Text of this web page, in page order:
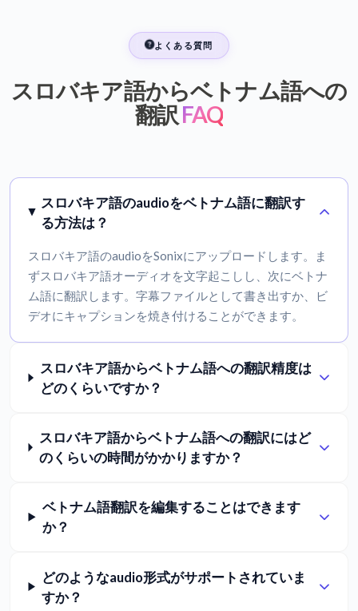
よくある質問
スロバキア語からベトナム語への
翻訳 FAQ
スロバキア語のaudioをベトナム語に翻訳す
る方法は？
スロバキア語のaudioをSonixにアップロードします。ま
ずスロバキア語オーディオを文字起こしし、次にベトナ
ム語に翻訳します。字幕ファイルとして書き出すか、ビ
デオにキャプションを焼き付けることができます。
スロバキア語からベトナム語への翻訳精度は
どのくらいですか？
スロバキア語からベトナム語への翻訳にはど
のくらいの時間がかかりますか？
ベトナム語翻訳を編集することはできます
か？
どのようなaudio形式がサポートされていま
すか？